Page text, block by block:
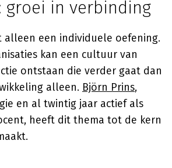
groei in verbinding
alleen een individuele oefening.
kan een cultuur van
ontstaan die verder gaat dan
alleen. Björn Prins,
en al twintig jaar actief als
heeft dit thema tot de kern